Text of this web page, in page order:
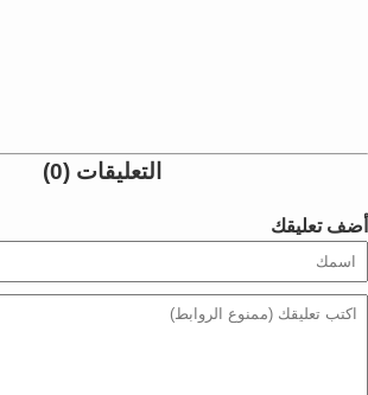
التعليقات (0)
أضف تعليقك